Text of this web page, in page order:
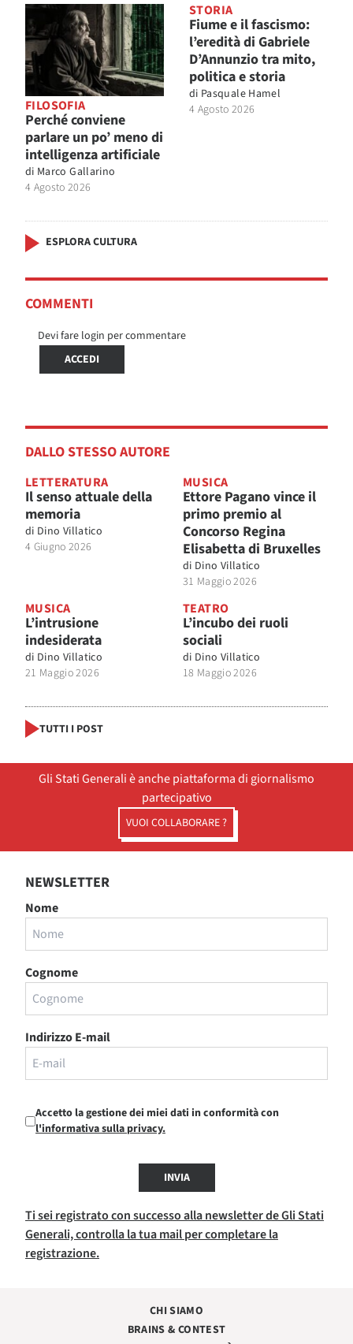
FILOSOFIA
Perché conviene
parlare un po’ meno di
intelligenza artificiale
di Marco Gallarino
4 Agosto 2026
STORIA
Fiume e il fascismo:
l’eredità di Gabriele
D’Annunzio tra mito,
politica e storia
di Pasquale Hamel
4 Agosto 2026
ESPLORA CULTURA
COMMENTI
Devi fare login per commentare
ACCEDI
DALLO STESSO AUTORE
LETTERATURA
Il senso attuale della
memoria
di Dino Villatico
4 Giugno 2026
MUSICA
Ettore Pagano vince il
primo premio al
Concorso Regina
Elisabetta di Bruxelles
di Dino Villatico
31 Maggio 2026
MUSICA
L’intrusione
indesiderata
di Dino Villatico
21 Maggio 2026
TEATRO
L’incubo dei ruoli
sociali
di Dino Villatico
18 Maggio 2026
TUTTI I POST
Gli Stati Generali è anche piattaforma di giornalismo
partecipativo
VUOI COLLABORARE ?
NEWSLETTER
Nome
Cognome
Indirizzo E-mail
Accetto la gestione dei miei dati in conformità con
l'informativa sulla privacy.
INVIA
Ti sei registrato con successo alla newsletter de Gli Stati
Generali, controlla la tua mail per completare la
registrazione.
CHI SIAMO
BRAINS & CONTEST